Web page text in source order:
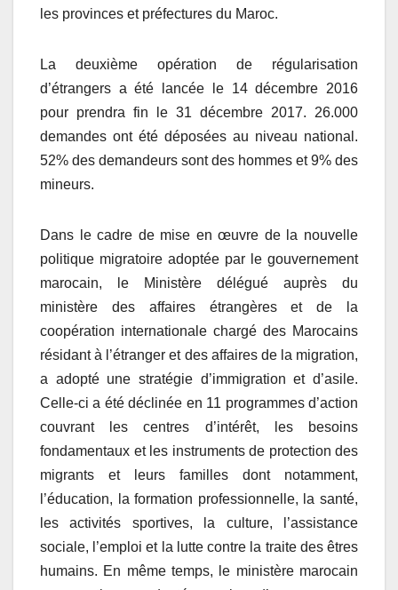
les provinces et préfectures du Maroc.
La deuxième opération de régularisation
d’étrangers a été lancée le 14 décembre 2016
pour prendra fin le 31 décembre 2017. 26.000
demandes ont été déposées au niveau national.
52% des demandeurs sont des hommes et 9% des
mineurs.
Dans le cadre de mise en œuvre de la nouvelle
politique migratoire adoptée par le gouvernement
marocain, le Ministère délégué auprès du
ministère des affaires étrangères et de la
coopération internationale chargé des Marocains
résidant à l’étranger et des affaires de la migration,
a adopté une stratégie d’immigration et d’asile.
Celle-ci a été déclinée en 11 programmes d’action
couvrant les centres d’intérêt, les besoins
fondamentaux et les instruments de protection des
migrants et leurs familles dont notamment,
l’éducation, la formation professionnelle, la santé,
les activités sportives, la culture, l’assistance
sociale, l’emploi et la lutte contre la traite des êtres
humains. En même temps, le ministère marocain